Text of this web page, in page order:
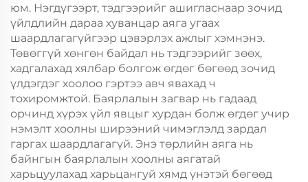
юм. Нэгдүгээрт, тэдгээрийг ашигласнаар зочид
үйлдлийн дараа хуванцар аяга угаах
шаардлагагүйгээр цэвэрлэх ажлыг хэмнэнэ.
Төвөггүй хөнгөн байдал нь тэдгээрийг зөөх,
хадгалахад хялбар болгож өгдөг бөгөөд зочид
үлдэгдэг хоолоо гэртээ авч явахад ч
тохиромжтой. Баярлалын загвар нь гадаад
орчинд хүрэх үйл явцыг хурдан болж өгдөг учир
нэмэлт хоолны ширээний чимэглэлд зардал
гаргах шаардлагагүй. Энэ төрлийн аяга нь
байнгын баярлалын хоолны аягатай
харьцуулахад харьцангуй хямд үнэтэй бөгөөд